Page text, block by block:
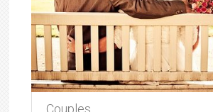
Couples